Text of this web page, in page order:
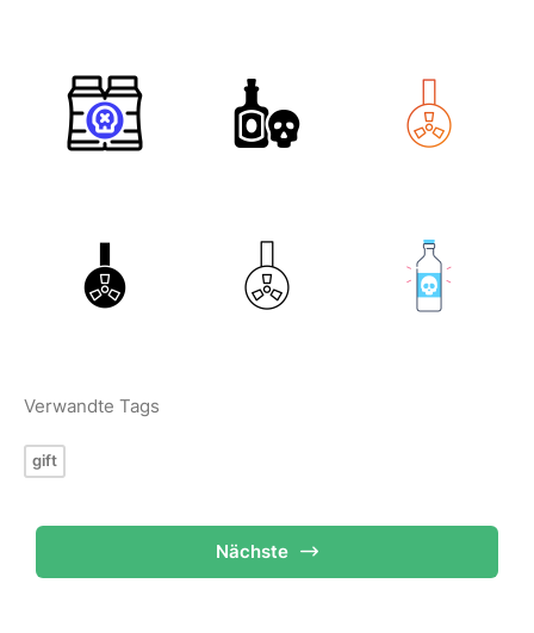
Verwandte Tags
gift
Nächste